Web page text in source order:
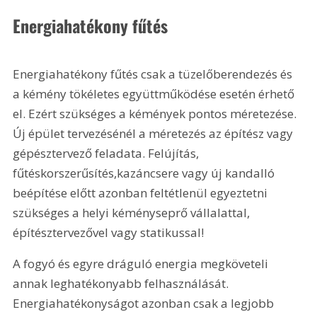
Energiahatékony fűtés
Energiahatékony fűtés csak a tüzelőberendezés és
a kémény tökéletes együttműködése esetén érhető
el. Ezért szükséges a kémények pontos méretezése.
Új épület tervezésénél a méretezés az építész vagy
gépésztervező feladata. Felújítás,
fűtéskorszerűsítés,kazáncsere vagy új kandalló
beépítése előtt azonban feltétlenül egyeztetni
szükséges a helyi kéményseprő vállalattal,
építésztervezővel vagy statikussal!
A fogyó és egyre dráguló energia megköveteli
annak leghatékonyabb felhasználását.
Energiahatékonyságot azonban csak a legjobb